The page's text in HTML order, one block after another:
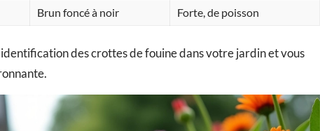
Brun foncé à noir Forte, de poisson
des crottes de fouine dans votre jardin et vous